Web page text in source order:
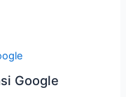
Google